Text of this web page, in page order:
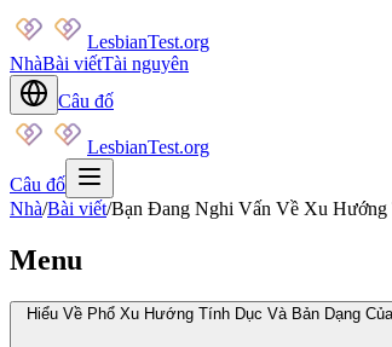
LesbianTest.org
NhàBài viếtTài nguyên
Câu đố
LesbianTest.org
Câu đố
Nhà/Bài viết/Bạn Đang Nghi Vấn Về Xu
Menu
Hiểu Về Phổ Xu Hướng Tính Dục Và Bản Dạng